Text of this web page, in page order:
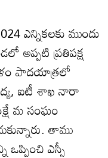
ఎన్నికలకు ముందు
అప్పటి ప్రతిపక్ష
పాదయాత్రలో
ఐటీ శాఖ నారా
మ సంఘం
తాము
ఒప్పించి ఎస్సీ